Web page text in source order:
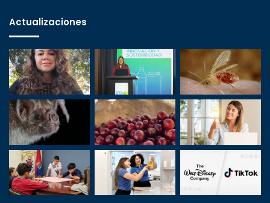
Actualizaciones